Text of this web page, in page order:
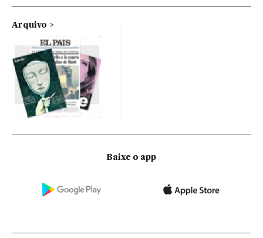
Arquivo
Baixe o app